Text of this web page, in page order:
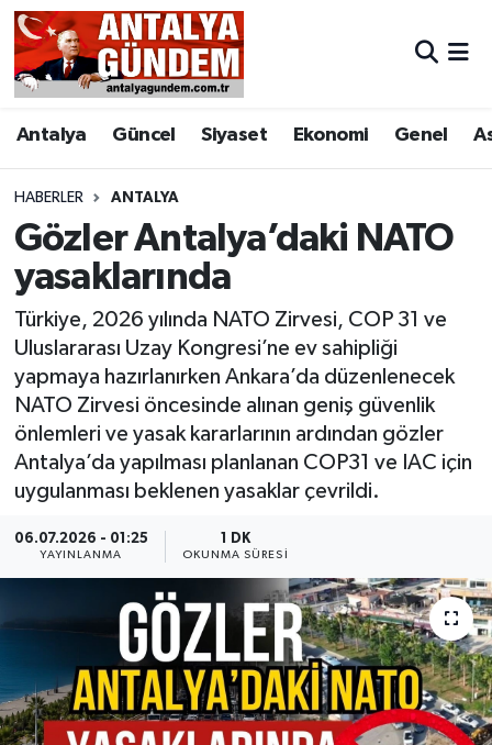
Antalya Güncel Siyaset Ekonomi Genel
HABERLER ANTALYA
Gözler Antalya’daki NATO
yasaklarında
Türkiye, 2026 yılında NATO Zirvesi, COP 31 ve
Uluslararası Uzay Kongresi’ne ev sahipliği
yapmaya hazırlanırken Ankara’da düzenlenecek
NATO Zirvesi öncesinde alınan geniş güvenlik
önlemleri ve yasak kararlarının ardından gözler
Antalya’da yapılması planlanan COP31 ve IAC için
uygulanması beklenen yasaklar çevrildi.
06.07.2026 - 01:25
YAYINLANMA
1 DK
OKUNMA SÜRESI
Antalya
Asayiş
Bilim & Teknoloji
Bölge
EĞİTİM
Görüntülü Haber
Güncel
Kültür & Sanat
Magazin
Resmi İlan
Antalya Nöbetçi Eczaneler
Antalya Hava Durumu
Antalya Namaz Vakitleri
Antalya Trafik Yoğunluk Haritası
Süper Lig Puan Durumu ve Fikstür
Tüm Manşetler
Haber Arşivi